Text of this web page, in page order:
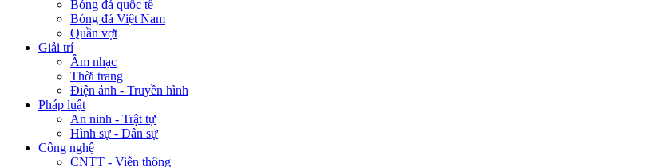
Bóng đá quốc tế
Bóng đá Việt Nam
Quần vợt
Giải trí
Âm nhạc
Thời trang
Điện ảnh - Truyền hình
Pháp luật
An ninh - Trật tự
Hình sự - Dân sự
Công nghệ
CNTT - Viễn thông